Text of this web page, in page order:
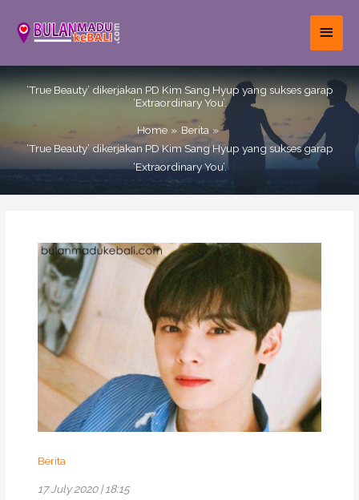
content
MAIN
‘True Beauty’ dikerjakan PD Kim Sang Hyup yang sukses garap
‘Extraordinary You’.
Home
Berita
‘True Beauty’ dikerjakan PD Kim Sang Hyup yang sukses garap
‘Extraordinary You’.
Berita
17 July 2020 | 18:15